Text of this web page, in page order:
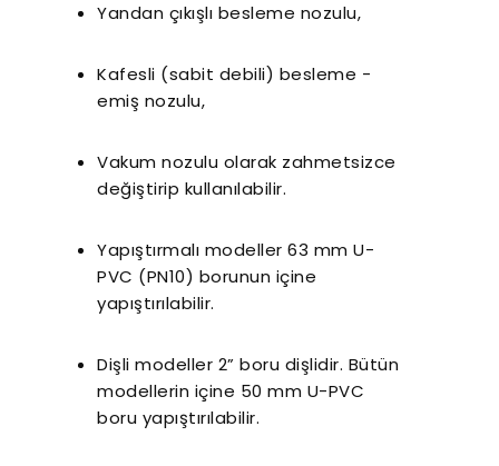
Yandan çıkışlı besleme nozulu,
Kafesli (sabit debili) besleme -
emiş nozulu,
Vakum nozulu olarak zahmetsizce
değiştirip kullanılabilir.
Yapıştırmalı modeller 63 mm U-
PVC (PN10) borunun içine
yapıştırılabilir.
Dişli modeller 2” boru dişlidir. Bütün
modellerin içine 50 mm U-PVC
boru yapıştırılabilir.
Sessiz Nozbart
Filtre Seçiminde